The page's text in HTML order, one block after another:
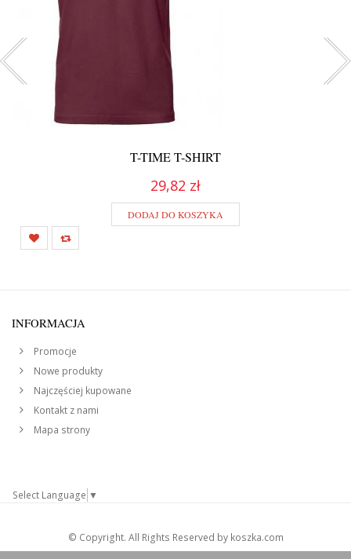
T-TIME T-SHIRT
29,82 zł
DODAJ DO KOSZYKA
INFORMACJA
Promocje
Nowe produkty
Najczęściej kupowane
Kontakt z nami
Mapa strony
Select Language ▼
© Copyright. All Rights Reserved by koszka.com